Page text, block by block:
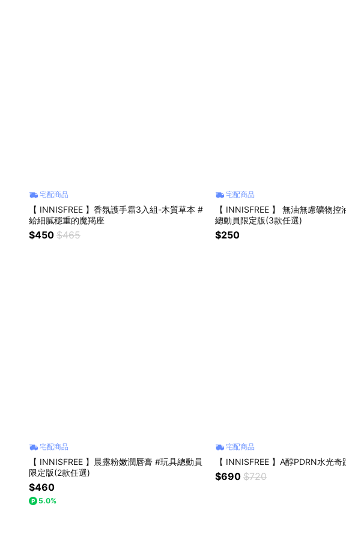
宅配商品
【 INNISFREE 】香氛護手霜3入組-木質草本 #
給細膩穩重的魔羯座
$450 $465
宅配商品
【 INNISFREE 】 無油無慮礦物
總動員限定版(3款任選)
$250
宅配商品
【 INNISFREE 】晨露粉嫩潤唇膏 #玩具總動員
限定版(2款任選)
$460
5.0%
宅配商品
【 INNISFREE 】A醇PDRN水光
$690 $720